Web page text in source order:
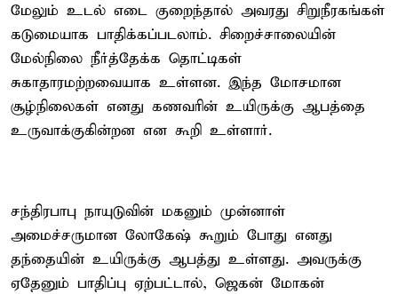
மேலும் உடல் எடை குறைந்தால் அவரது சிறுநீரகங்கள்
கடுமையாக பாதிக்கப்படலாம். சிறைச்சாலையின்
மேல்நிலை நீர்த்தேக்க தொட்டிகள்
சுகாதாரமற்றவையாக உள்ளன. இந்த மோசமான
சூழ்நிலைகள் எனது கணவரின் உயிருக்கு ஆபத்தை
உருவாக்குகின்றன என கூறி உள்ளார்.
சந்திரபாபு நாயுடுவின் மகனும் முன்னாள்
அமைச்சருமான லோகேஷ் கூறும் போது எனது
தந்தையின் உயிருக்கு ஆபத்து உள்ளது. அவருக்கு
ஏதேனும் பாதிப்பு ஏற்பட்டால், ஜெகன் மோகன்